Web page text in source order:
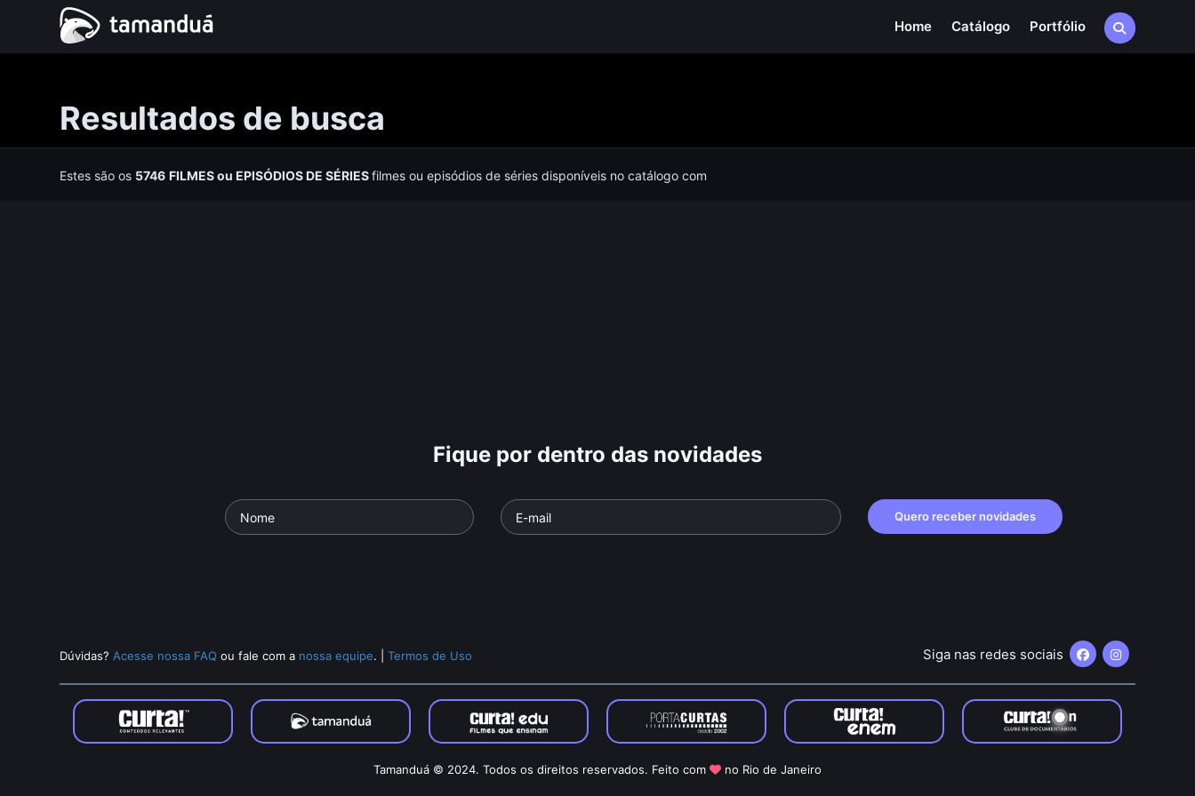
Home Catálogo Portfólio
Resultados de busca
Estes são os 5746 FILMESou EPISÓDIOS DE SÉRIESfilmes ou episódios de séries disponíveis no catálogo com
Fique por dentro das novidades
Quero receber novidades
Dúvidas? Acesse nossa FAQ ou fale com a nossa equipe. |Termos de Uso Siga nas redes sociais
Tamanduá © 2024. Todos os direitos reservados. Feito com no Rio de Janeiro